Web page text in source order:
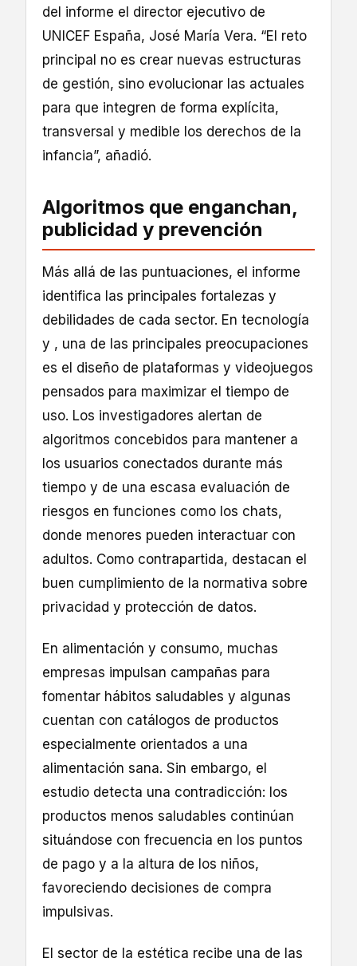
del informe el director ejecutivo de
UNICEF España, José María Vera. “El reto
principal no es crear nuevas estructuras
de gestión, sino evolucionar las actuales
para que integren de forma explícita,
transversal y medible los derechos de la
infancia”, añadió.
Algoritmos que enganchan,
publicidad y prevención
Más allá de las puntuaciones, el informe
identifica las principales fortalezas y
debilidades de cada sector. En tecnología
y , una de las principales preocupaciones
es el diseño de plataformas y videojuegos
pensados para maximizar el tiempo de
uso. Los investigadores alertan de
algoritmos concebidos para mantener a
los usuarios conectados durante más
tiempo y de una escasa evaluación de
riesgos en funciones como los chats,
donde menores pueden interactuar con
adultos. Como contrapartida, destacan el
buen cumplimiento de la normativa sobre
privacidad y protección de datos.
En alimentación y consumo, muchas
empresas impulsan campañas para
fomentar hábitos saludables y algunas
cuentan con catálogos de productos
especialmente orientados a una
alimentación sana. Sin embargo, el
estudio detecta una contradicción: los
productos menos saludables continúan
situándose con frecuencia en los puntos
de pago y a la altura de los niños,
favoreciendo decisiones de compra
impulsivas.
El sector de la estética recibe una de las